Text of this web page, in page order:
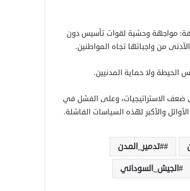
مواجهة وحشية لقوات تأسيس دون
من واجباتها تجاه المواطنين.
الحيطة ولا حماية المدنيين.
ضعف الاستراتيجيات، وعلى الفشل في
والأكبر لهذه السياسات الفاشلة.
#تدمير_المدن
الجيش_السوداني